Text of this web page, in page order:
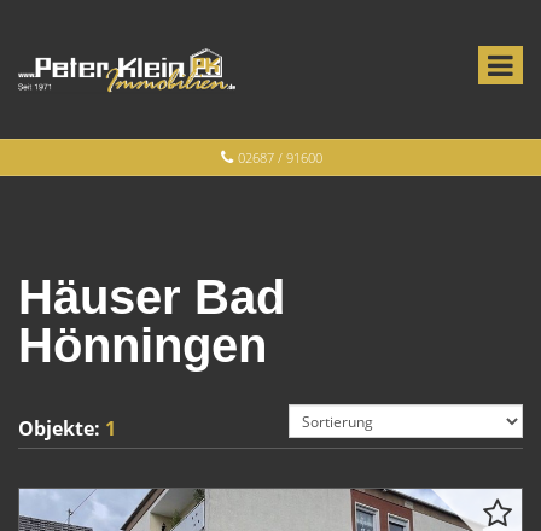
02687 / 91600
Häuser Bad
Hönningen
Objekte: 1